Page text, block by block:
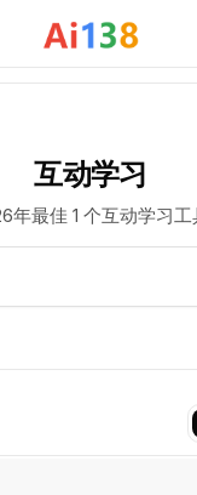
互动学习
年最佳 1 个互动学习工